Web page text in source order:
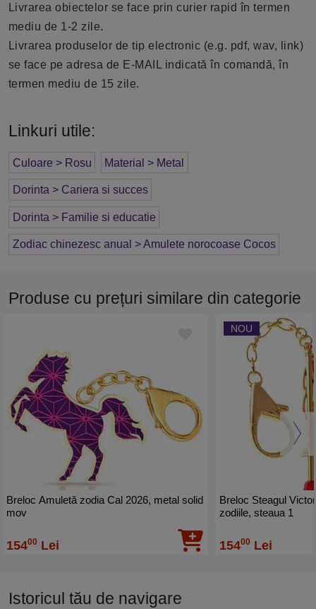
Livrarea obiectelor se face prin curier rapid în termen
mediu de 1-2 zile.
Livrarea produselor de tip electronic (e.g. pdf, wav, link)
se face pe adresa de E-MAIL indicată în comandă, în
termen mediu de 15 zile.
Linkuri utile:
Culoare > Rosu Material > Metal
Dorinta > Cariera si succes
Dorinta > Familie si educatie
Zodiac chinezesc anual > Amulete norocoase Cocos
Produse cu prețuri similare din categorie
Breloc Amuletă zodia Cal 2026, metal solid
mov
15400 Lei
NOU
Breloc Steagul
zodiile, steaua 1
15400 Lei
Istoricul tău de navigare